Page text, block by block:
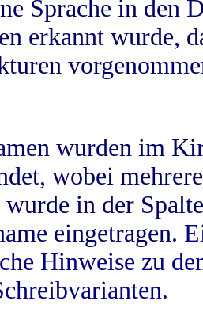
Sprache in
erkannt wurde,
wurden im
wobei
in der
eingetragen.
Hinweise zu